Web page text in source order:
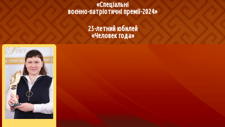
«Спеціальні
воєнно-патріотичні премії-2024»
25-летний юбилей
«Человек года»